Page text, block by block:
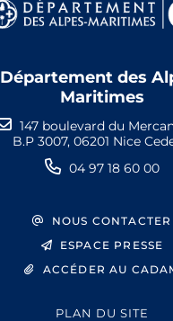
Département des
Maritimes
147 boulevard du
B.P 3007, 06201 Nice
04 97 18 60 00
NOUS CONTACTER
ESPACE PRESSE
ACCÉDER AU
PLAN DU SITE